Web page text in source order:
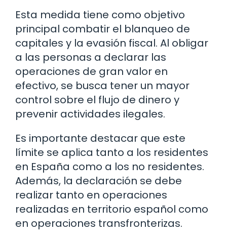
Esta medida tiene como objetivo
principal combatir el blanqueo de
capitales y la evasión fiscal. Al obligar
a las personas a declarar las
operaciones de gran valor en
efectivo, se busca tener un mayor
control sobre el flujo de dinero y
prevenir actividades ilegales.
Es importante destacar que este
límite se aplica tanto a los residentes
en España como a los no residentes.
Además, la declaración se debe
realizar tanto en operaciones
realizadas en territorio español como
en operaciones transfronterizas.